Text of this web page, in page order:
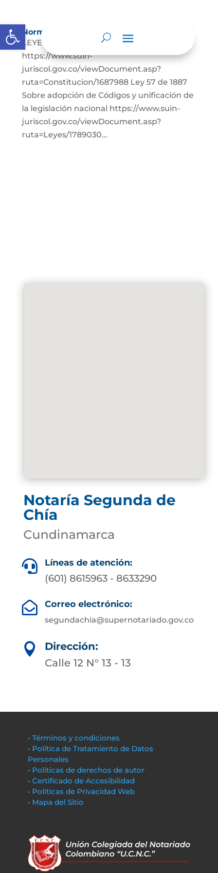
Abrir barra de herramientas
Normatividad
LEYES: Constitución Política de Colombia.
https://www.suin-
juriscol.gov.co/viewDocument.asp?
ruta=Constitucion/1687988 Ley 57 de 1887
Sobre adopción de Códigos y unificación de
la legislación nacional https://www.suin-
juriscol.gov.co/viewDocument.asp?
ruta=Leyes/1789030...
Notaría Segunda de
Chía
Cundinamarca
 Líneas de atención:
(601) 8615963 - 8633290
 Correo electrónico:
segundachia@supernotariado.gov.co

Dirección:
Calle 12 N° 13 - 13
• Términos y condiciones
• Política de Tratamiento de Datos
Personales
• Políticas de derechos de autor
• Certificado de Accesibilidad
• Políticas de Privacidad Web
• Mapa del Sitio